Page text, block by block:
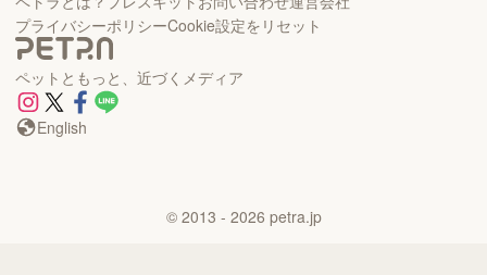
プライバシーポリシーCookie設定をリセット
ペットともっと、近づくメディア
English
© 2013 - 2026 petra.jp